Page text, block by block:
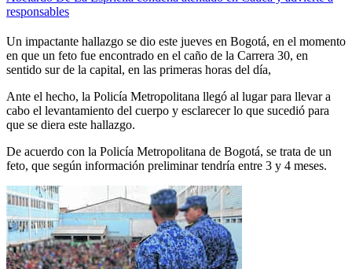
responsables
Un impactante hallazgo se dio este jueves en Bogotá, en el momento
en que un feto fue encontrado en el caño de la Carrera 30, en
sentido sur de la capital, en las primeras horas del día,
Ante el hecho, la Policía Metropolitana llegó al lugar para llevar a
cabo el levantamiento del cuerpo y esclarecer lo que sucedió para
que se diera este hallazgo.
De acuerdo con la Policía Metropolitana de Bogotá, se trata de un
feto, que según información preliminar tendría entre 3 y 4 meses.